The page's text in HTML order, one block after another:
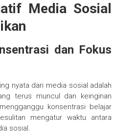
Media Sosial
dan Fokus
nyata dari media sosial adalah
terus muncul dan keinginan
konsentrasi belajar
mengatur waktu antara
sosial.